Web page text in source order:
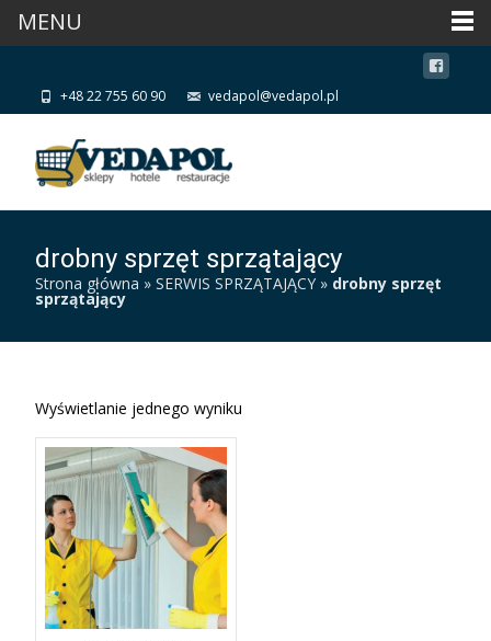
+48 22 755 60 90 vedapol@vedapol.pl
drobny sprzęt sprzątający
Strona główna » SERWIS SPRZĄTAJĄCY » drobny sprzęt
sprzątający
Wyświetlanie jednego wyniku
MENU